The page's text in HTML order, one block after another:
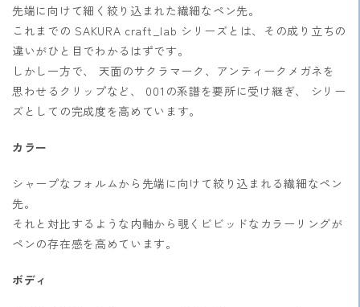
先端に向けて細く絞り込まれた繊細なペン先。
これまでの SAKURA craft_lab シリーズとは、 その成り立ちの
違いがひと目でわかるはずです。
しかし一方で、 天面のサクラマーク、 アンティークメガネを
思わせるクリップなど、
001の系譜を要所に受け継ぎ、 シリー
ズとしての完成度を高めています。
カラー
シャープなフォルムから先端に向けて絞り込まれる繊細なペン
先。
それと対比するような内軸から覗くビビッドなカラーリングが
ペンの存在感を高めています。
ボディ